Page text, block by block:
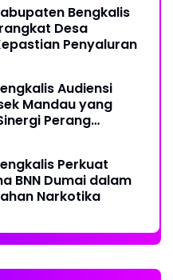
Bengkalis
Desa
Penyaluran
Audiensi
Mandau yang
Perang
Perkuat
BNN Dumai dalam
Narkotika